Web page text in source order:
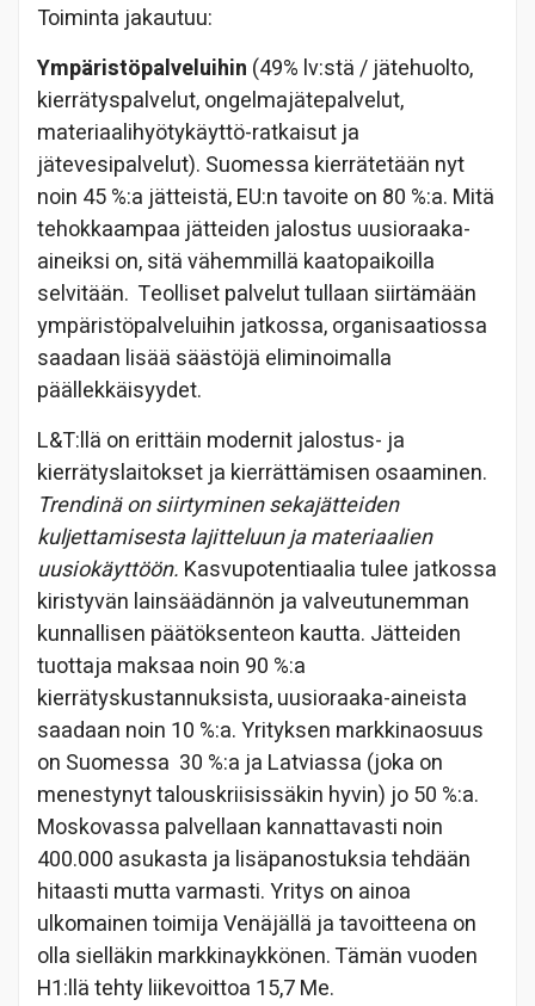
Toiminta jakautuu:
Ympäristöpalveluihin (49% lv:stä / jätehuolto,
kierrätyspalvelut, ongelmajätepalvelut,
materiaalihyötykäyttö-ratkaisut ja
jätevesipalvelut). Suomessa kierrätetään nyt
noin 45 %:a jätteistä, EU:n tavoite on 80 %:a. Mitä
tehokkaampaa jätteiden jalostus uusioraaka-
aineiksi on, sitä vähemmillä kaatopaikoilla
selvitään. Teolliset palvelut tullaan siirtämään
ympäristöpalveluihin jatkossa, organisaatiossa
saadaan lisää säästöjä eliminoimalla
päällekkäisyydet.
L&T:llä on erittäin modernit jalostus- ja
kierrätyslaitokset ja kierrättämisen osaaminen.
Trendinä on siirtyminen sekajätteiden
kuljettamisesta lajitteluun ja materiaalien
uusiokäyttöön. Kasvupotentiaalia tulee jatkossa
kiristyvän lainsäädännön ja valveutunemman
kunnallisen päätöksenteon kautta. Jätteiden
tuottaja maksaa noin 90 %:a
kierrätyskustannuksista, uusioraaka-aineista
saadaan noin 10 %:a. Yrityksen markkinaosuus
on Suomessa 30 %:a ja Latviassa (joka on
menestynyt talouskriisissäkin hyvin) jo 50 %:a.
Moskovassa palvellaan kannattavasti noin
400.000 asukasta ja lisäpanostuksia tehdään
hitaasti mutta varmasti. Yritys on ainoa
ulkomainen toimija Venäjällä ja tavoitteena on
olla sielläkin markkinaykkönen. Tämän vuoden
H1:llä tehty liikevoittoa 15,7 Me.